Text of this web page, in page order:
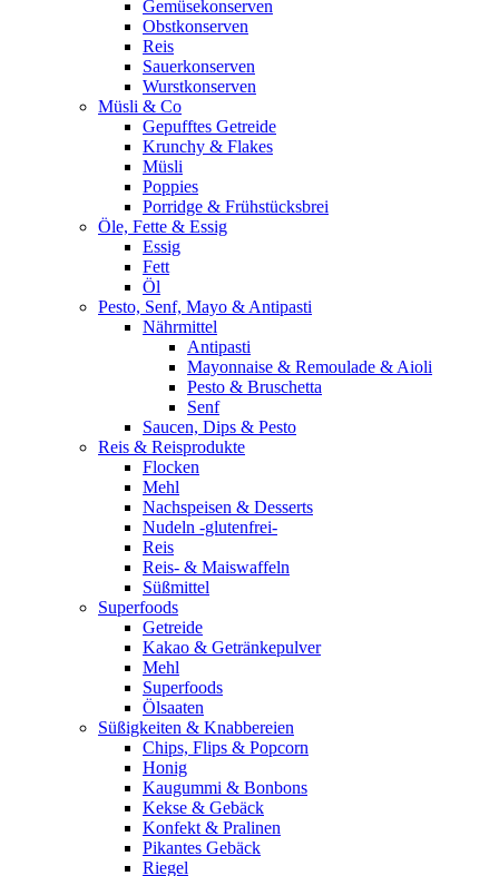
Gemüsekonserven
Obstkonserven
Reis
Sauerkonserven
Wurstkonserven
Müsli & Co
Gepufftes Getreide
Krunchy & Flakes
Müsli
Poppies
Porridge & Frühstücksbrei
Öle, Fette & Essig
Essig
Fett
Öl
Pesto, Senf, Mayo & Antipasti
Nährmittel
Antipasti
Mayonnaise & Remoulade & Aioli
Pesto & Bruschetta
Senf
Saucen, Dips & Pesto
Reis & Reisprodukte
Flocken
Mehl
Nachspeisen & Desserts
Nudeln -glutenfrei-
Reis
Reis- & Maiswaffeln
Süßmittel
Superfoods
Getreide
Kakao & Getränkepulver
Mehl
Superfoods
Ölsaaten
Süßigkeiten & Knabbereien
Chips, Flips & Popcorn
Honig
Kaugummi & Bonbons
Kekse & Gebäck
Konfekt & Pralinen
Pikantes Gebäck
Riegel